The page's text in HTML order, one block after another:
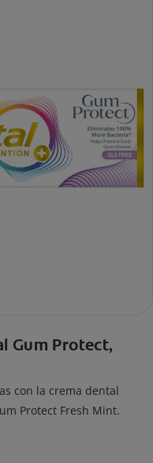
Gum Protect,
con la crema dental
Protect Fresh Mint.